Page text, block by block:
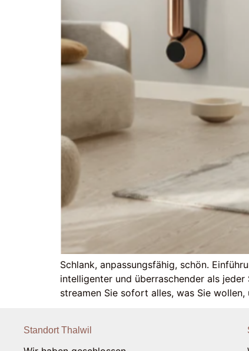
Schlank, anpassungsfähig, schön.
intelligenter und überraschender als
streamen Sie sofort alles, was Sie
Standort Thalwil